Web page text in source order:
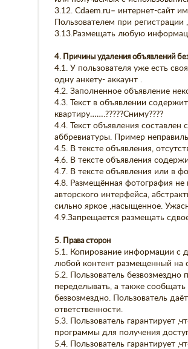
3.12. Cdaem.ru– интернет-сайт
Пользователем при
3.13.Размещать любую
4. Причины удаления объявлений
4.1. У пользователя уже есть
одну анкету- аккаунт .
4.2. Заполненное объявление
4.3. Текст в объявлении
квартиру…….?????Сниму????
4.4. Текст объявления
аббревиатуры. Пример
4.5. В тексте объявления,
4.6. В тексте объявления
4.7. В тексте объявления или в
4.8. Размещённая фотография
авторского интерфейса,
сильно яркое ,насыщенное.
4.9.Запрещается размещать
5. Права сторон
5.1. Копирование информации с
любой контент размещенный на
5.2. Пользователь безвозмездно
переделывать, а также
безвозмездно. Пользователь
ответственности.
5.3. Пользователь гарантирует
программы для получения
5.4. Пользователь гарантирует